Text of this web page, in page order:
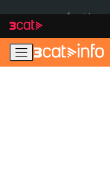
navegació
principal
contingut